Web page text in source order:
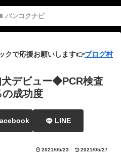
バンコクナビ
クで応援お願いします👉ブログ村
デビュー◆PCR検査
の成功度
LINE
2021/05/23 2021/05/27